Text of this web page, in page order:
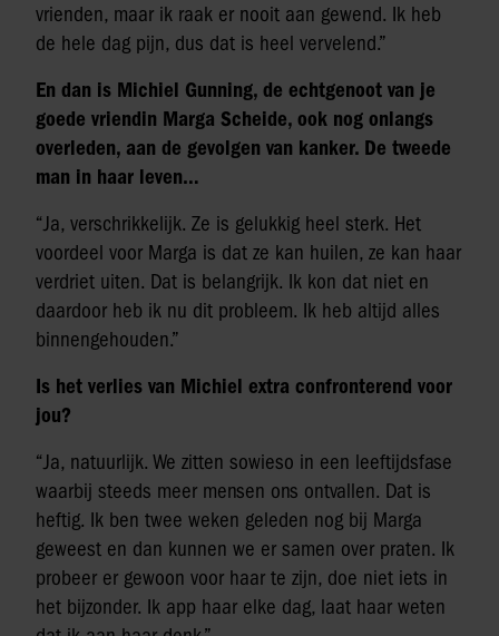
vrienden, maar ik raak er nooit aan gewend. Ik heb
de hele dag pijn, dus dat is heel vervelend.”
En dan is Michiel Gunning, de echtgenoot van je
goede vriendin Marga Scheide, ook nog onlangs
overleden, aan de gevolgen van kanker. De tweede
man in haar leven…
“Ja, verschrikkelijk. Ze is gelukkig heel sterk. Het
voordeel voor Marga is dat ze kan huilen, ze kan haar
verdriet uiten. Dat is belangrijk. Ik kon dat niet en
daardoor heb ik nu dit probleem. Ik heb altijd alles
binnengehouden.”
Is het verlies van Michiel extra confronterend voor
jou?
“Ja, natuurlijk. We zitten sowieso in een leeftijdsfase
waarbij steeds meer mensen ons ontvallen. Dat is
heftig. Ik ben twee weken geleden nog bij Marga
geweest en dan kunnen we er samen over praten. Ik
probeer er gewoon voor haar te zijn, doe niet iets in
het bijzonder. Ik app haar elke dag, laat haar weten